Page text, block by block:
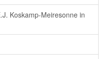
Koskamp-Meiresonne in